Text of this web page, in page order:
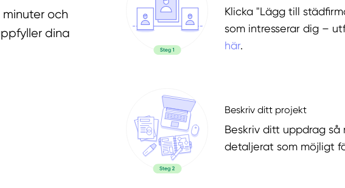
och
dina
Klicka "Lägg till
som intresserar dig –
här.
Beskriv ditt projekt
Beskriv ditt uppdrag så
detaljerat som möjligt